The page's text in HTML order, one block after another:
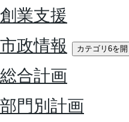
創業支援
市政情報
カテゴリ6を開
総合計画
部門別計画